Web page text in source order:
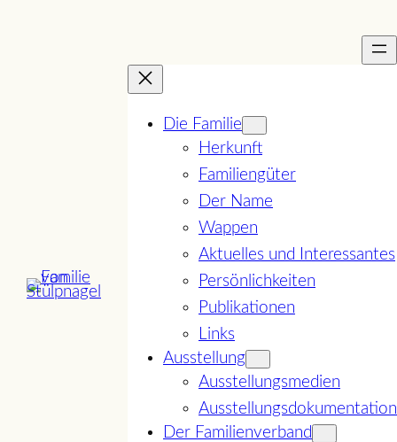
Die Familie
Herkunft
Familiengüter
Der Name
Wappen
Aktuelles und Interessantes
Persönlichkeiten
Publikationen
Links
Ausstellung
Ausstellungsmedien
Ausstellungsdokumentation
Der Familienverband